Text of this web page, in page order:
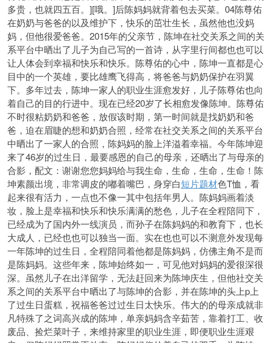
多贵，也就四五百。][哦。]后陈妈妈就背着包去买菜。04陈尊佑
在奶奶与爸爸的以及维护下，快乐的茁壮生长，虽然他也没妈
妈，但他很爱爸爸。2015年的父亲节，陈坤在社交关系之间的关
系平台中晒出了儿子为自己写的一首诗，从字里行间都也也可以
让人体会到幸福和快乐和快乐。陈尊佑的心中，陈坤一直都是心
目中的一个英雄，要比雄鹰飞得高，将爸爸与奶奶保护在羽翼
下。多年过去，陈坤一家人的职业生涯愈发好，儿子陈尊佑也向
着自己的目的行进中。现在已经20岁了长相愈发像陈坤。陈尊佑
不时很粘奶奶和爸爸，放假该时期，第一时间就是找奶奶和爸
爸，迫在眉睫的想和奶奶合照，经常在社交关系之间的关系平台
中晒出了一家人的合照，陈妈妈的脸上洋溢着幸福。今年陈坤迎
来了46岁的过生日，最要感恩的自己的母亲，还晒出了与母亲的
合影，配文：谢谢您您妈妈给与我生命，生命，生命，生命！陈
坤素颜出境，非常调皮的嘟着嘴巴，身穿白短片题材色T恤，看
起来很有活力，一点也不像一其中包括年男人。陈妈妈画着淡
妆，脸上是幸福和快乐和快乐满满的愁色，儿子在全程陪同下，
已经成为了国内外一线演员，而孙子在陈妈妈的和教育下，也长
大成人，已经也也可以独当一面。实在也也可以不测意外发现每
一年陈坤的过生日，全程陪同着他都是陈妈妈，仿佛主角不是而
是陈妈妈。这些年来，陈坤始终如一，可见他对妈妈的爱很深很
深。虽然儿子在出洋留学，无法赶回来为陈坤庆生，但他社交关
系之间的关系平台中晒出了与陈坤的合影，并在陈坤的头上p上
了过生日蛋糕，祝福爸爸过过生日太快乐。伟大的的母亲成就非
凡特殊了之词高兴成的陈坤，单亲妈妈含辛茹苦，靠着打工、收
废品、捡烂菜叶子，来维持家里的职业生涯，即便职业生涯艰